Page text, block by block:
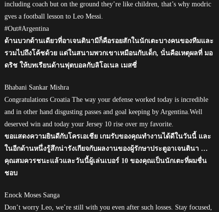
including coach but on the ground they’re like children, that’s why modric
gves a football lesson to Leo Messi.
#Out#Argentina
ด้านบวกด้านเดียวที่อาเจนตินามีก็คือรอยสักในนักเตะบางคนของทีมและ
รวมไปถึงโค้ชด้วย แต่ในสนามพวกเขาเหมือนกับเด็ก, นั่นคือเหตุผลที่ มอ
ดริช ให้บทเรียนด้านฟุตบอลกับลิโอเนล เมสซี่
Bhabani Sankar Mishra
Congratulations Croatia The way your defense worked today is incredible
and in other hand disgusting passes and goal keeping by Argentina.Well
deserved win and today your Jersey 10 rise over my favorite.
ขอแสดงความยินดีกับโครเอเชีย เกมรับของคุณทำงานได้ดีในวันนี้ และ
ในอีกด้านหนึ่งรู้สึกน่ารังเกียจกับผลงานของผู้รักษาประตูอาเจนตินา …
คุณสมควรชนะแล้วและวันนี้ผู้เล่นเบอร์ 10 ของคุณเป็นนักเตะที่ผมชื่น
ชอบ
Enock Moses Sanga
Don’t worry Leo, we’re still with you even after such losses. Stay focused,